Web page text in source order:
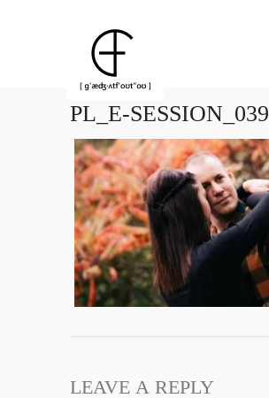
PL_E-SESSION_039
LEAVE A REPLY